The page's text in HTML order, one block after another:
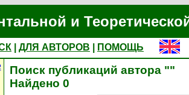
и
ДЛЯ АВТОРОВ
ПОМОЩЬ
Поиск публикаций автора ""
Найдено 0